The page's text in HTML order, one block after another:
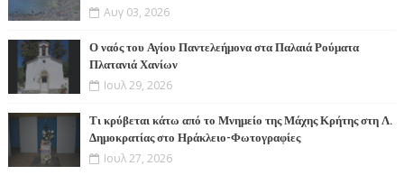
Αυγ 03, 2026
Ο ναός του Αγίου Παντελεήμονα στα Παλαιά Ρούματα
Πλατανιά Χανίων
Ιουλ 29, 2026
Τι κρύβεται κάτω από το Μνημείο της Μάχης Κρήτης στη Λ.
Δημοκρατίας στο Ηράκλειο-Φωτογραφίες
Ιουλ 27, 2026